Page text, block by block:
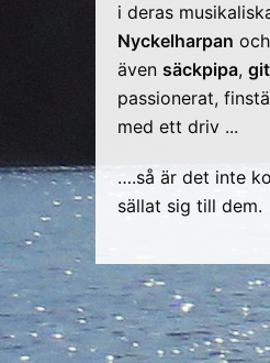
i deras
Nyckelharpan och
även säckpipa,
passionerat,
med ett driv ...
….så är det inte
sällat sig till dem.